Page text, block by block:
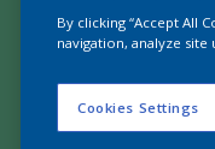
By clicking “Accept All
navigation, analyze site
Cookies Settings